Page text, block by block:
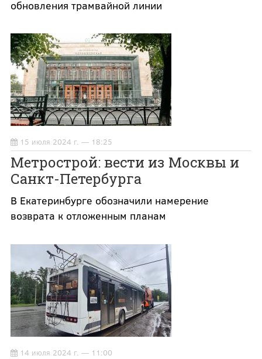
обновления трамвайной линии
15 июля 2024 г. — 18:25
Метрострой: вести из Москвы и
Санкт-Петербурга
В Екатеринбурге обозначили намерение
возврата к отложенным планам
14 июля 2024 г. — 11:00